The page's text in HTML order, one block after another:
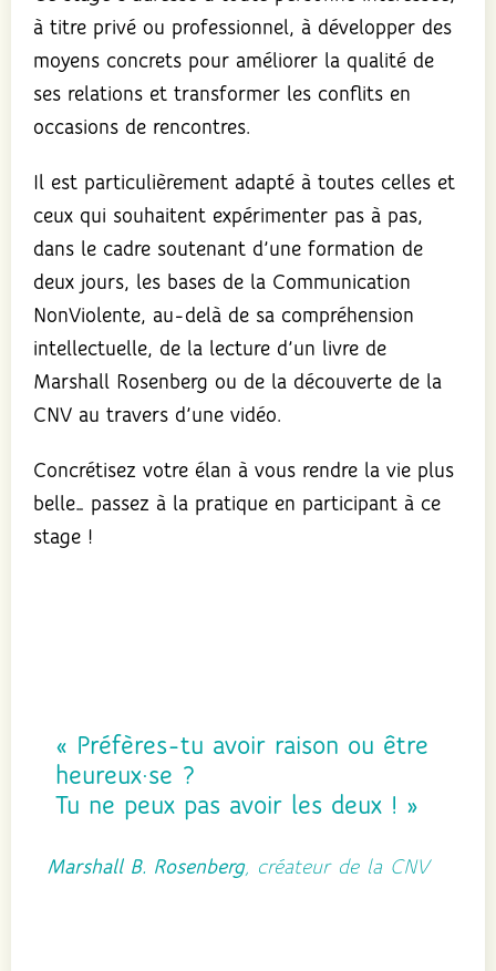
à titre privé ou professionnel, à développer des
moyens concrets pour améliorer la qualité de
ses relations et transformer les conflits en
occasions de rencontres.
Il est particulièrement adapté à toutes celles et
ceux qui souhaitent expérimenter pas à pas,
dans le cadre soutenant d’une formation de
deux jours, les bases de la Communication
NonViolente, au-delà de sa compréhension
intellectuelle, de la lecture d’un livre de
Marshall Rosenberg ou de la découverte de la
CNV au travers d’une vidéo.
Concrétisez votre élan à vous rendre la vie plus
belle… passez à la pratique en participant à ce
stage !
« Préfères-tu avoir raison ou être
heureux·se ?
Tu ne peux pas avoir les deux ! »
Marshall B. Rosenberg, créateur de la CNV